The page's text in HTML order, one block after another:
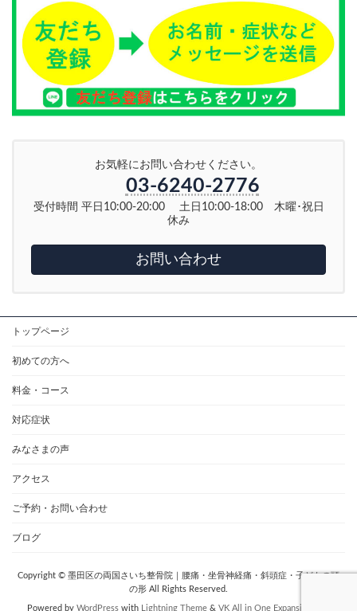
お気軽にお問い合わせください。
03-6240-2776
受付時間 平日10:00-20:00 土日10:00-18:00 木曜･祝日
休み
お問い合わせ
トップページ
初めての方へ
料金・コース
対応症状
みなさまの声
アクセス
ご予約・お問い合わせ
ブログ
Copyright © 墨田区の両国さいち整骨院｜腰痛・坐骨神経痛・斜頭症・子どもの頭
の形 All Rights Reserved.
Powered by WordPresswith Lightning Theme& VK All in One Expansion Unit